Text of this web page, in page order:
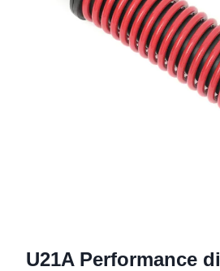
U21A Performance di